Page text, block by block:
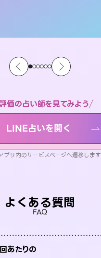
価の占い師を見てみよう
LINE占いを開く
リ内のサービスページへ遷移します
よくある質問
FAQ
あたりの